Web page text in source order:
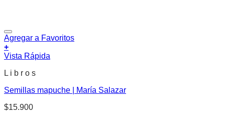
Agregar a Favoritos
+
Vista Rápida
L i b r o s
Semillas mapuche | María Salazar
$15.900